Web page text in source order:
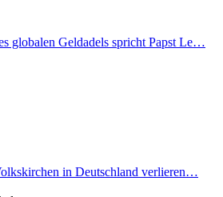
globalen Geldadels spricht Papst Le…
in Deutschland verlieren…